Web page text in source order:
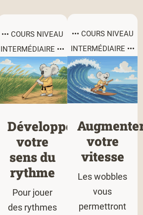
••• COURS NIVEAU
INTERMÉDIAIRE •••
Développer
votre
sens du
rythme
Pour jouer
des rythmes
••• COURS NIVEAU
INTERMÉDIAIRE •••
votre
vitesse
Les wobbles
vous
permettront